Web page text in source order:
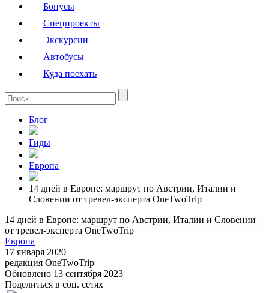
Бонусы
Спецпроекты
Экскурсии
Автобусы
Куда поехать
Блог
Гиды
Европа
14 дней в Европе: маршрут по Австрии, Италии и
Словении от тревел-эксперта OneTwoTrip
14 дней в Европе: маршрут по Австрии, Италии и Словении
от тревел-эксперта OneTwoTrip
Европа
17 января 2020
редакция OneTwoTrip
Обновлено 13 сентября 2023
Поделиться в соц. сетях